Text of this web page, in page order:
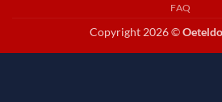
FAQ
Copyright 2026 ©